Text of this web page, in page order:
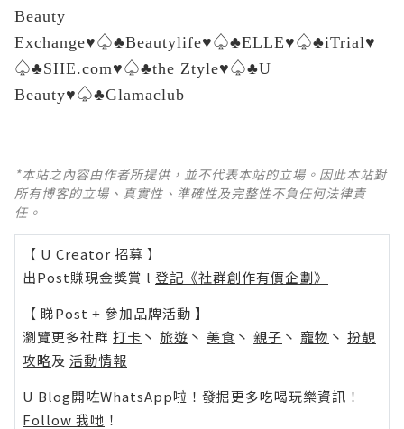
Beauty
Exchange♥♤♣Beautylife♥♤♣ELLE♥♤♣iTrial♥
♤♣SHE.com♥♤♣the Ztyle♥♤♣U
Beauty♥♤♣Glamaclub
*本站之內容由作者所提供，並不代表本站的立場。因此本站對
所有博客的立場、真實性、準確性及完整性不負任何法律責
任。
【 U Creator 招募 】
出Post賺現金獎賞 l 登記《社群創作有價企劃》
【 睇Post + 參加品牌活動 】
瀏覽更多社群 打卡 丶 旅遊 丶 美食 丶 親子 丶 寵物 丶 扮靚
攻略及 活動情報
U Blog開咗WhatsApp啦！發掘更多吃喝玩樂資訊！
Follow 我哋 ！